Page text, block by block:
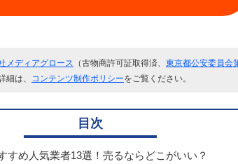
メディアグロース （古物商許可証取得済、 東京都公安委員会
細は、 コンテンツ制作ポリシーをご覧ください。
目次
すめ人気業者13選！売るならどこがいい？